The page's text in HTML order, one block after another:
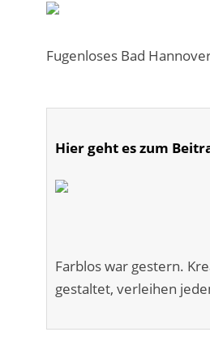
Fugenloses Bad
Hier geht es zum
Farblos war gestern.
gestaltet, verleihen